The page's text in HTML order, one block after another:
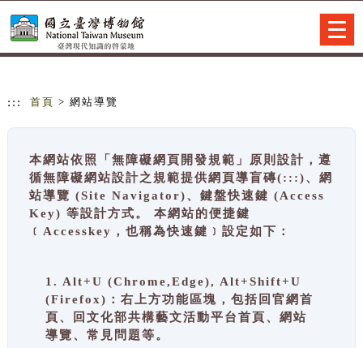
::: 首頁 > 網站導覽
本網站依照「無障礙網頁開發規範」原則設計，遵
循無障礙網站設計之規範提供網頁導盲磚(:::)、網
站導覽 (Site Navigator)、鍵盤快速鍵 (Access
Key) 等設計方式。 本網站的便捷鍵
﹝Accesskey，也稱為快速鍵﹞設定如下：
1. Alt+U (Chrome,Edge), Alt+Shift+U
(Firefox)：右上方功能區塊，包括回官網首
頁、回文化部共構藝文活動平台首頁、網站
導覽、常見問題等。